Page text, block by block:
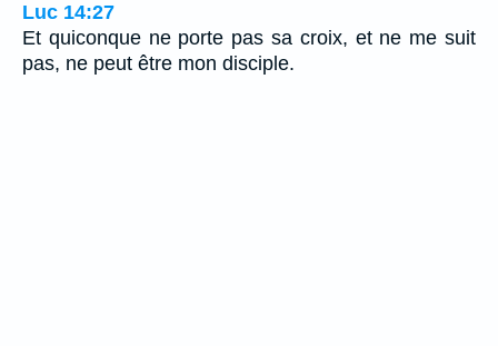
Luc 14:27
Et quiconque ne porte pas sa croix, et ne me suit
pas, ne peut être mon disciple.